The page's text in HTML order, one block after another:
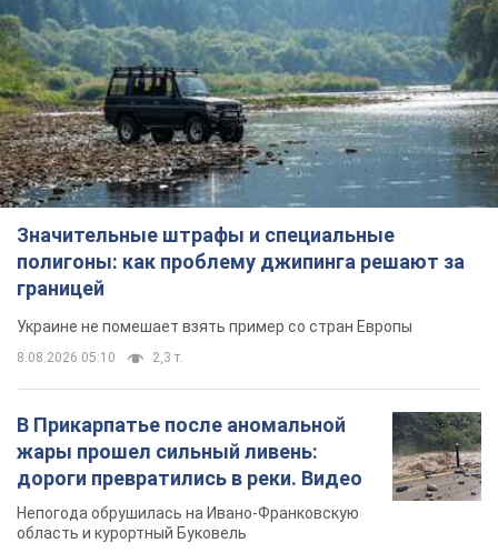
Значительные штрафы и специальные
полигоны: как проблему джипинга решают за
границей
Украине не помешает взять пример со стран Европы
8.08.2026 05:10 2,3 т.
В Прикарпатье после аномальной
жары прошел сильный ливень:
дороги превратились в реки. Видео
Непогода обрушилась на Ивано-Франковскую
область и курортный Буковель